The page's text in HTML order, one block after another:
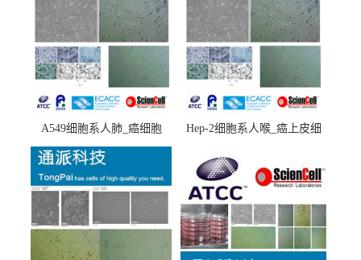
A549细胞系人肺_癌细胞
(A549细胞)
Hep-2细胞系人喉_癌上皮细